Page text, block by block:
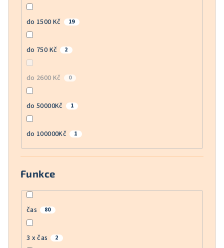
do 1500 Kč 19
do 750 Kč 2
do 2600 Kč 0
do 50000Kč 1
do 100000Kč 1
Funkce
čas 80
3 x čas 2